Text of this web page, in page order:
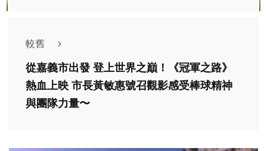
較舊
從嘉義市出發 登上世界之巔！《冠軍之路》
熱血上映 市長黃敏惠號召觀影感受棒球精神
與團隊力量〜